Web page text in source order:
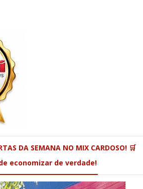
DA SEMANA NO MIX CARDOSO! 🛒
economizar de verdade!